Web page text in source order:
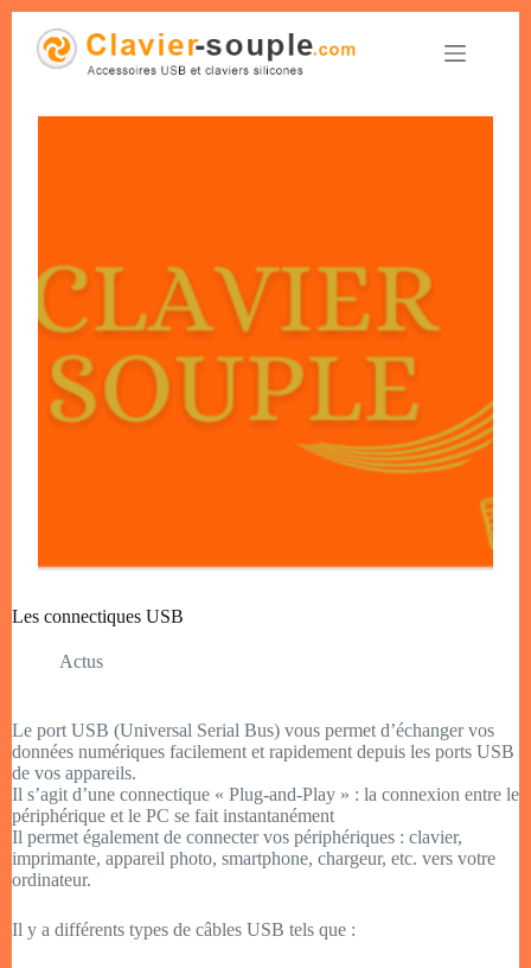
Les connectiques USB
Actus
Le port USB (Universal Serial Bus) vous permet d’échanger vos
données numériques facilement et rapidement depuis les ports USB
de vos appareils.
Il s’agit d’une connectique « Plug-and-Play » : la connexion entre le
périphérique et le PC se fait instantanément
Il permet également de connecter vos périphériques : clavier,
imprimante, appareil photo, smartphone, chargeur, etc. vers votre
ordinateur.
Il y a différents types de câbles USB tels que :